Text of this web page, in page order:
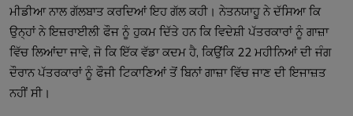
ਮੀਡੀਆ ਨਾਲ ਗੱਲਬਾਤ ਕਰਦਿਆਂ ਇਹ ਗੱਲ ਕਹੀ। ਨੇਤਨਯਾਹੂ ਨੇ ਦੱਸਿਆ ਕਿ
ਉਨ੍ਹਾਂ ਨੇ ਇਜ਼ਰਾਈਲੀ ਫੌਜ ਨੂੰ ਹੁਕਮ ਦਿੱਤੇ ਹਨ ਕਿ ਵਿਦੇਸ਼ੀ ਪੱਤਰਕਾਰਾਂ ਨੂੰ ਗਾਜ਼ਾ
ਵਿੱਚ ਲਿਆਂਦਾ ਜਾਵੇ, ਜੋ ਕਿ ਇੱਕ ਵੱਡਾ ਕਦਮ ਹੈ, ਕਿਉਂਕਿ 22 ਮਹੀਨਿਆਂ ਦੀ ਜੰਗ
ਦੌਰਾਨ ਪੱਤਰਕਾਰਾਂ ਨੂੰ ਫੌਜੀ ਟਿਕਾਣਿਆਂ ਤੋਂ ਬਿਨਾਂ ਗਾਜ਼ਾ ਵਿੱਚ ਜਾਣ ਦੀ ਇਜਾਜ਼ਤ
ਨਹੀਂ ਸੀ।